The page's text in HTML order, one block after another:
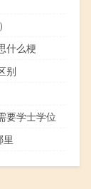
什么梗
别
要学士学位
里